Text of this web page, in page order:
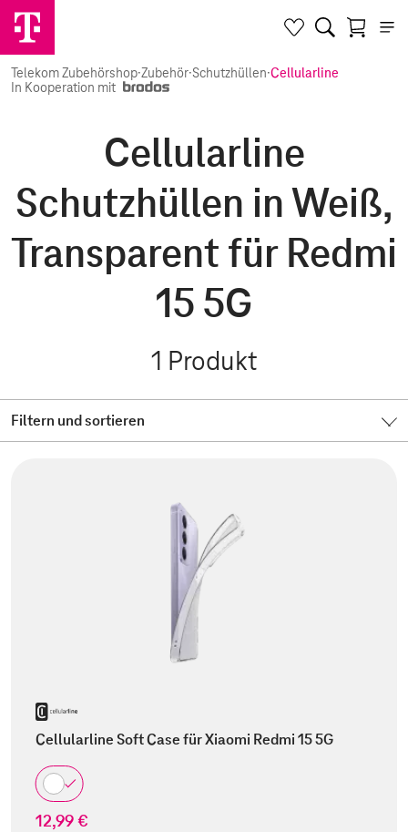
Telekom Zubehörshop·Zubehör·Schutzhüllen·Cellularline
In Kooperation mit
Cellularline
Schutzhüllen in Weiß,
Transparent für Redmi
15 5G
1 Produkt
Filtern und sortieren
Cellularline Soft Case für Xiaomi Redmi 15 5G
12,99 €